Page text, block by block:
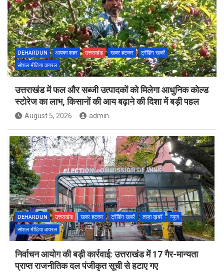
DEHARDUN आपका शहर उत्तराखंड खबर हटकर
ट्रेंडिंग खबरें
सोशल मीडिया वायरल
उत्तराखंड में फल और सब्जी उत्पादकों को मिलेगा आधुनिक कोल्ड
स्टोरेज का लाभ, किसानों की आय बढ़ाने की दिशा में बड़ी पहल
August 5, 2026 admin
DEHARDUN उत्तराखंड खबर हटकर ट्रेंडिंग खबरें ताज़ा ख़बरें
न्यूज़
सोशल मीडिया वायरल
निर्वाचन आयोग की बड़ी कार्रवाई: उत्तराखंड में 17 गैर-मान्यता
प्राप्त राजनीतिक दल पंजीकृत सूची से हटाए गए